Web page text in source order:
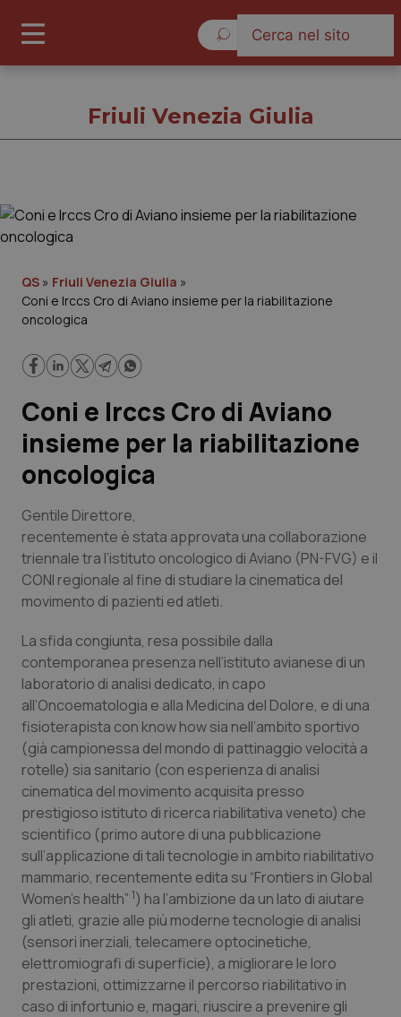
Governo e Parlamento
Regioni e Asl
Lavoro e Professioni
Scienza e Farmaci
Studi e Analisi
Lettere al direttore
Edizioni Regionali
QS Pro
Professionisti Sanitari.AI
Abruzzo
Basilicata
Calabria
Campania
Emilia-Romagna
Friuli Venezia Giulia
Lazio
QS Pro Gold
Artrite & artrosi
Asma & BPCO
Car-T
Colesterolo & coronaropatie
Dermatite Atopica
Diabete & glucometri
QS Club Newsletter
Friuli Venezia Giulia
QS » Friuli Venezia Giulia »
Coni e Irccs Cro di Aviano insieme per la riabilitazione
oncologica
Coni e Irccs Cro di Aviano
insieme per la riabilitazione
oncologica
Gentile Direttore,
recentemente è stata approvata una collaborazione
triennale tra l’istituto oncologico di Aviano (PN-FVG) e il
CONI regionale al fine di studiare la cinematica del
movimento di pazienti ed atleti.
La sfida congiunta, resa possibile dalla
contemporanea presenza nell’istituto avianese di un
laboratorio di analisi dedicato, in capo
all’Oncoematologia e alla Medicina del Dolore, e di una
fisioterapista con know how sia nell’ambito sportivo
(già campionessa del mondo di pattinaggio velocità a
rotelle) sia sanitario (con esperienza di analisi
cinematica del movimento acquisita presso
prestigioso istituto di ricerca riabilitativa veneto) che
scientifico (primo autore di una pubblicazione
sull’applicazione di tali tecnologie in ambito riabilitativo
mammario, recentemente edita su “Frontiers in Global
Women’s health” 1) ha l’ambizione da un lato di aiutare
gli atleti, grazie alle più moderne tecnologie di analisi
(sensori inerziali, telecamere optocinetiche,
elettromiografi di superficie), a migliorare le loro
prestazioni, ottimizzarne il percorso riabilitativo in
caso di infortunio e, magari, riuscire a prevenire gli